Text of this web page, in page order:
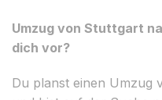
Umzug von Stuttgart
dich vor?
Du planst einen Umzug